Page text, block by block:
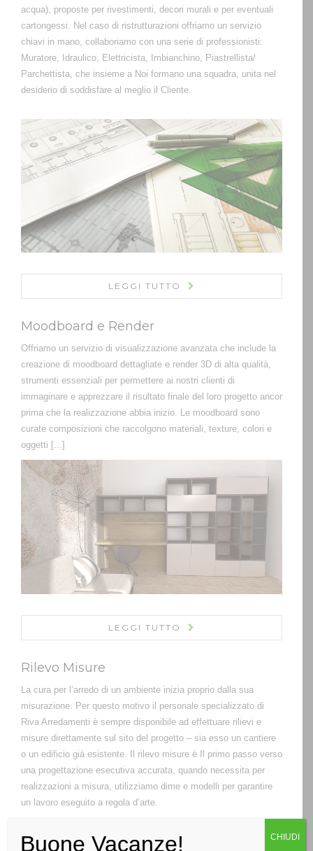
acqua), proposte per rivestimenti, decori murali e per eventuali
cartongessi. Nel caso di ristrutturazioni offriamo un servizio
chiavi in mano, collaboriamo con una serie di professionisti:
Muratore, Idraulico, Elettricista, Imbianchino, Piastrellista/
Parchettista, che insieme a Noi formano una squadra, unita nel
desiderio di soddisfare al meglio il Cliente.
LEGGI TUTTO
Moodboard e Render
Offriamo un servizio di visualizzazione avanzata che include la
creazione di moodboard dettagliate e render 3D di alta qualità,
strumenti essenziali per permettere ai nostri clienti di
immaginare e apprezzare il risultato finale del loro progetto ancor
prima che la realizzazione abbia inizio. Le moodboard sono
curate composizioni che raccolgono materiali, texture, colori e
oggetti [...]
LEGGI TUTTO
Rilevo Misure
La cura per l’arredo di un ambiente inizia proprio dalla sua
misurazione. Per questo motivo il personale specializzato di
Riva Arredamenti è sempre disponibile ad effettuare rilievi e
misure direttamente sul sito del progetto – sia esso un cantiere
o un edificio già esistente. Il rilevo misure è Il primo passo verso
una progettazione esecutiva accurata, quando necessita per
realizzazioni a misura, utilizziamo dime e modelli per garantire
un lavoro eseguito a regola d’arte.
Buone Vacanze! CHIUDI